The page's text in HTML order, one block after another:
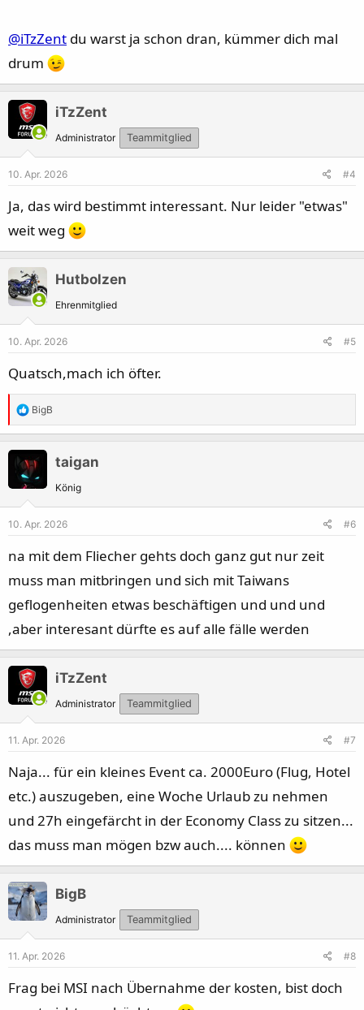
@iTzZent du warst ja schon dran, kümmer dich mal
drum
iTzZent
Administrator Teammitglied
10. Apr. 2026 #4
Ja, das wird bestimmt interessant. Nur leider "etwas"
weit weg
Hutbolzen
Ehrenmitglied
10. Apr. 2026 #5
Quatsch,mach ich öfter.
R
e
k
t
o
n
n
:
BigB
taigan
König
10. Apr. 2026 #6
na mit dem Fliecher gehts doch ganz gut nur zeit
muss man mitbringen und sich mit Taiwans
geflogenheiten etwas beschäftigen und und und
,aber interesant dürfte es auf alle fälle werden
iTzZent
Administrator Teammitglied
11. Apr. 2026 #7
Naja... für ein kleines Event ca. 2000Euro (Flug, Hotel
etc.) auszugeben, eine Woche Urlaub zu nehmen
und 27h eingefärcht in der Economy Class zu sitzen...
das muss man mögen bzw auch.... können
BigB
Administrator Teammitglied
11. Apr. 2026 #8
Frag bei MSI nach Übernahme der kosten, bist doch